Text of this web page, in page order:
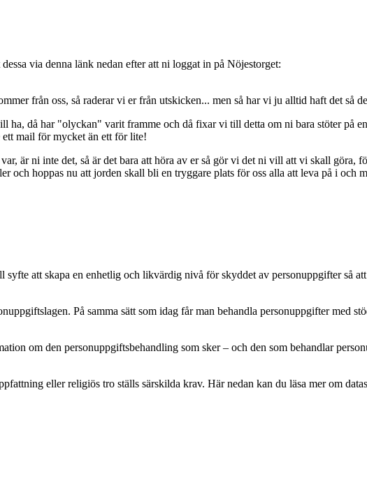
via denna länk nedan efter att ni loggat in på Nöjestorget:
från oss, så raderar vi er från utskicken... men så har vi ju alltid haft det så
då har "olyckan" varit framme och då fixar vi till detta om ni bara stöter på
mail för mycket än ett för lite!
är ni inte det, så är det bara att höra av er så gör vi det ni vill att vi skall
och hoppas nu att jorden skall bli en tryggare plats för oss alla att leva på i och
att skapa en enhetlig och likvärdig nivå för skyddet av personuppgifter så
På samma sätt som idag får man behandla personuppgifter med
om den personuppgiftsbehandling som sker – och den som behandlar
eller religiös tro ställs särskilda krav. Här nedan kan du läsa mer om